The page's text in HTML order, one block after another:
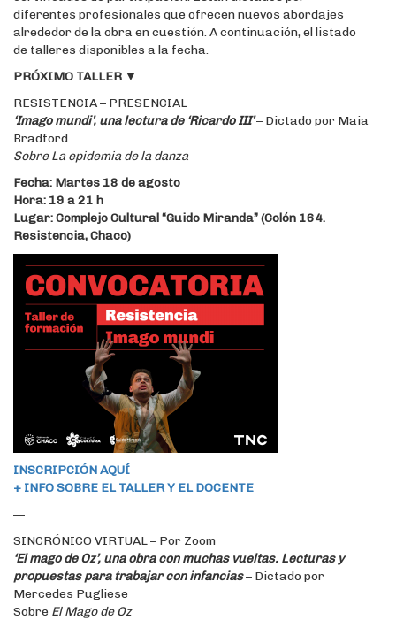
diferentes profesionales que ofrecen nuevos abordajes
alrededor de la obra en cuestión. A continuación, el listado
de talleres disponibles a la fecha.
PRÓXIMO TALLER ▼
RESISTENCIA – PRESENCIAL
‘Imago mundi’, una lectura de ‘Ricardo III’– Dictado por Maia
Bradford
Sobre La epidemia de la danza
Fecha: Martes 18 de agosto
Hora: 19 a 21 h
Lugar: Complejo Cultural “Guido Miranda” (Colón 164.
Resistencia, Chaco)
INSCRIPCIÓN AQUÍ
+ INFO SOBRE EL TALLER Y EL DOCENTE
—
SINCRÓNICO VIRTUAL – Por Zoom
‘El mago de Oz’, una obra con muchas vueltas. Lecturas y
propuestas para trabajar con infancias– Dictado por
Mercedes Pugliese
Sobre El Mago de Oz